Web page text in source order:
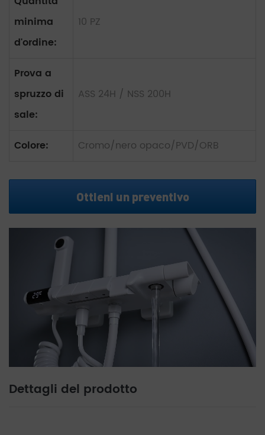
minima
d'ordine:
10 PZ
Prova a
spruzzo di
sale:
ASS 24H / NSS 200H
Colore: Cromo/nero opaco/PVD/ORB
Ottieni un preventivo
Dettagli del prodotto